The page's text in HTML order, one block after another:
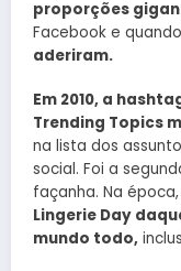
proporções
Facebook e
aderiram.
Em 2010, a
Trending Topics
na lista dos
social. Foi a
façanha. Na época,
Lingerie Day
mundo todo,